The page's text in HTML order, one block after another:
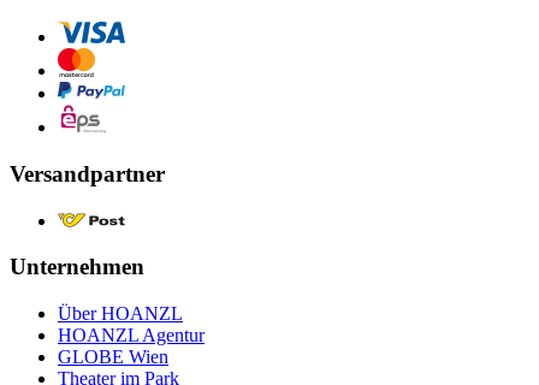
Versandpartner
Unternehmen
Über HOANZL
HOANZL Agentur
GLOBE Wien
Theater im Park